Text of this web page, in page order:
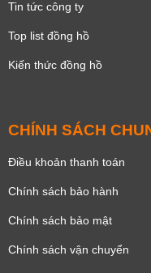
Tin tức công ty
Top list đồng hồ
Kiến thức đồng hồ
CHÍNH SÁCH
Điều khoản thanh toán
Chính sách bảo hành
Chính sách bảo mật
Chính sách vận chuyển